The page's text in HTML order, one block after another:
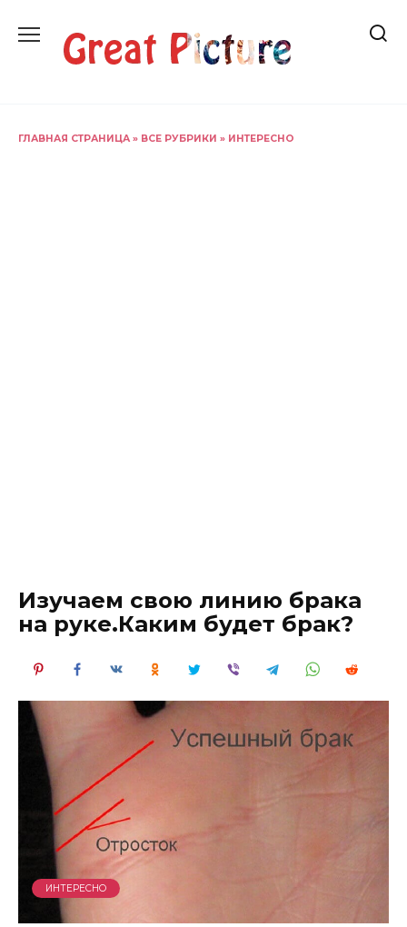
содержанию
ГЛАВНАЯ СТРАНИЦА » ВСЕ РУБРИКИ » ИНТЕРЕСНО
Изучаем свою линию брака
на руке.Каким будет брак?
ИНТЕРЕСНО